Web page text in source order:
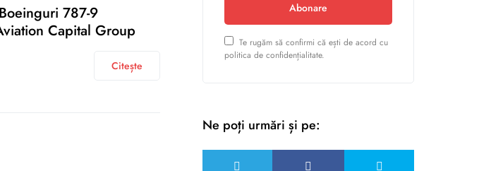
787-9
Capital Group
Citește
Abonare
Te rugăm să confirmi că ești de acord cu
politica de confidențialitate.
Ne poți urmări și pe: